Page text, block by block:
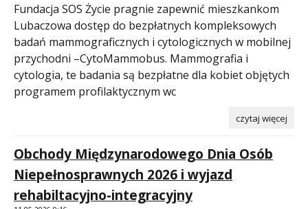
Fundacja SOS Życie pragnie zapewnić mieszkankom
Lubaczowa dostęp do bezpłatnych kompleksowych
badań mammograficznych i cytologicznych w mobilnej
przychodni –CytoMammobus. Mammografia i
cytologia, te badania są bezpłatne dla kobiet objętych
programem profilaktycznym wc
czytaj więcej
Obchody Międzynarodowego Dnia Osób
Niepełnosprawnych 2026 i wyjazd
rehabiltacyjno-integracyjny